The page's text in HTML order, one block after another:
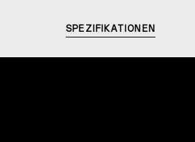
SPEZIFIKATIONEN